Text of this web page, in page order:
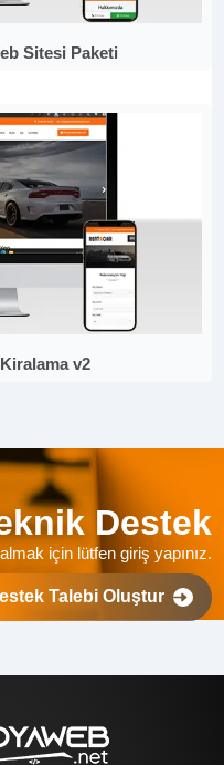
Sitesi Paketi
v2
Destek
için lütfen giriş yapınız.
Talebi Oluştur